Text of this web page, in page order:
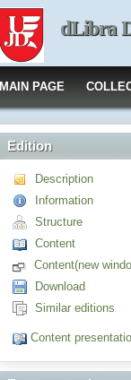
dLibra
MAIN PAGE
Edition
Description
Information
Structure
Content
Content(new
Download
Similar editions
Content